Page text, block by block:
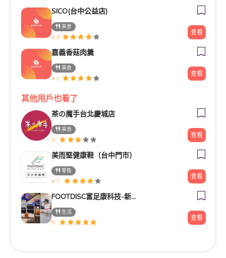
SICO(台中公益店)
美食
4.3
查看
嘉義香菇肉羹
美食
4.1
查看
其他用戶也看了
茶の魔手台北慶城店
美食
3
查看
美而堅健康鞋（台中門市）
零售
4.7
查看
FOOTDISC富足康科技-新光三越-桃園站前店
生活
5
查看